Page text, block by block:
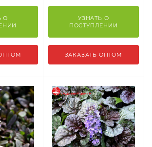
О
УЗНАТЬ О
ПОСТУПЛЕНИИ
ЗАКАЗАТЬ ОПТОМ